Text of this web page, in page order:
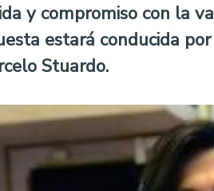
y compromiso con la
estará conducida
Stuardo.